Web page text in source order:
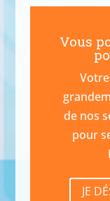
Vous
de nos
pour
JE